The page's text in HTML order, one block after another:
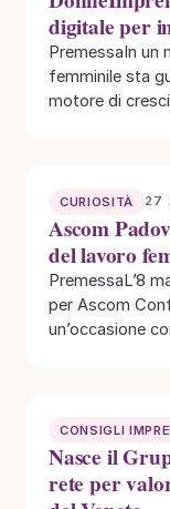
digitale per
PremessaIn un
femminile sta
motore di
CURIOSITÀ 27
Ascom
del lavoro
PremessaL’8
per Ascom
un’occasione
CONSIGLI
Nasce il
rete per